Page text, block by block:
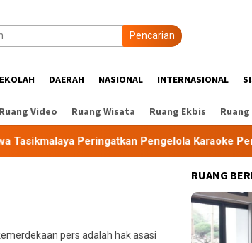
Pencarian
DAERAH NASIONAL INTERNASIONAL
Ruang Video Ruang Wisata Ruang Ekbis
Peringatkan Pengelola Karaoke Penuhi
pers adalah hak asasi
RUANG